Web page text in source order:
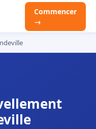
Commencer
→